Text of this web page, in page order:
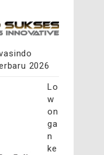
2026
Lo
w
on
ga
n
ke